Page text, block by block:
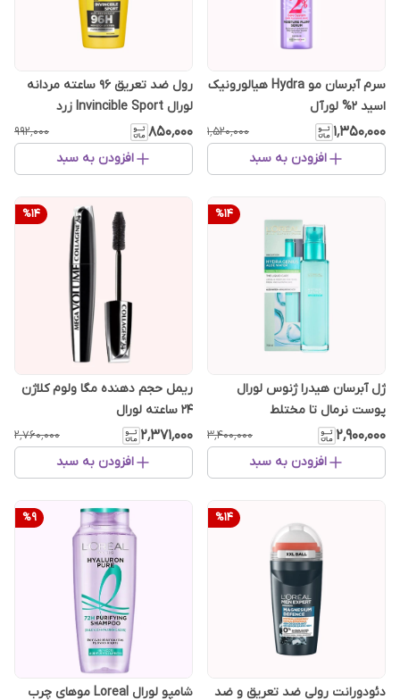
سرم آبرسان مو Hydra هیالورونیک
اسید 2% لورآل
۱٬۳۵۰٬۰۰۰ ۱٬۵۲۰٬۰۰۰
افزودن به سبد
رول ضد تعریق 96 ساعته مردانه
لورال Invincible Sport زرد
[سفارش اروپا]
۸۵۰٬۰۰۰ ۹۹۲٬۰۰۰
افزودن به سبد
%14
ژل آبرسان هیدرا ژنوس لورال
پوست نرمال تا مختلط
۲٬۹۰۰٬۰۰۰ ۳٬۴۰۰٬۰۰۰
افزودن به سبد
%14
ریمل حجم دهنده مگا ولوم کلاژن
24 ساعته لورال
۲٬۳۷۱٬۰۰۰ ۲٬۷۶۰٬۰۰۰
افزودن به سبد
%14
دئودورانت رولی ضد تعریق و ضد
%9
شامپو لورال Loreal موهای چرب